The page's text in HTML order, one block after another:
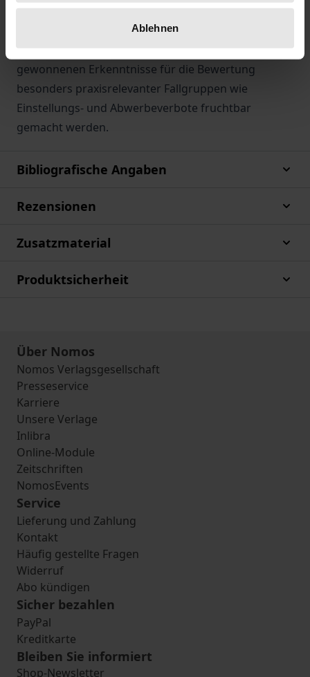
Ablehnen
Vorgaben des deutschen und europäischen
Kartellverbots für diesen Bereich, indem
insbesondere die in den USA insofern bereits
gewonnenen Erkenntnisse für die Bewertung
besonders praxisrelevanter Fallgruppen wie
Einstellungs- und Abwerbeverbote fruchtbar
gemacht werden.
Bibliografische Angaben
Rezensionen
Zusatzmaterial
Produktsicherheit
Über Nomos
Nomos Verlagsgesellschaft
Presseservice
Karriere
Unsere Verlage
Inlibra
Online-Module
Zeitschriften
NomosEvents
Service
Lieferung und Zahlung
Kontakt
Häufig gestellte Fragen
Widerruf
Abo kündigen
Sicher bezahlen
PayPal
Kreditkarte
Bleiben Sie informiert
Shop-Newsletter